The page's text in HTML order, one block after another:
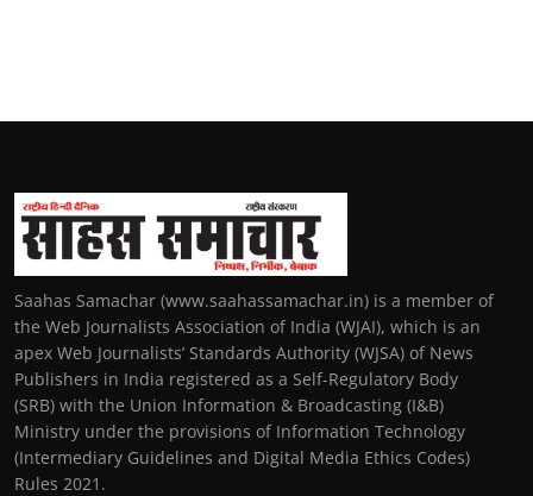
Saahas Samachar (www.saahassamachar.in) is a member of
the Web Journalists Association of India (WJAI), which is an
apex Web Journalists’ Standards Authority (WJSA) of News
Publishers in India registered as a Self-Regulatory Body
(SRB) with the Union Information & Broadcasting (I&B)
Ministry under the provisions of Information Technology
(Intermediary Guidelines and Digital Media Ethics Codes)
Rules 2021.